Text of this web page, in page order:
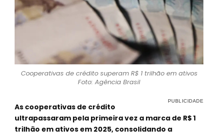
Cooperativas de crédito superam R$ 1 trilhão em ativos
Foto: Agência Brasil
As cooperativas de crédito
ultrapassaram pela primeira vez a marca de R$ 1
trilhão em ativos em 2025, consolidando a